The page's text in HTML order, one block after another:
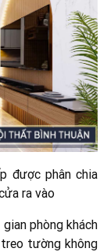
được phân chia
ra vào
phòng khách
tường không